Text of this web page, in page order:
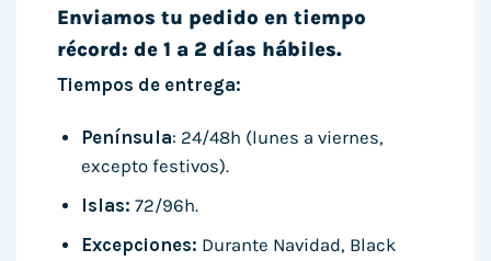
Enviamos tu pedido en tiempo
récord: de 1 a 2 días hábiles.
Tiempos de entrega:
Península: 24/48h (lunes a viernes,
excepto festivos).
Islas: 72/96h.
Excepciones: Durante Navidad, Black